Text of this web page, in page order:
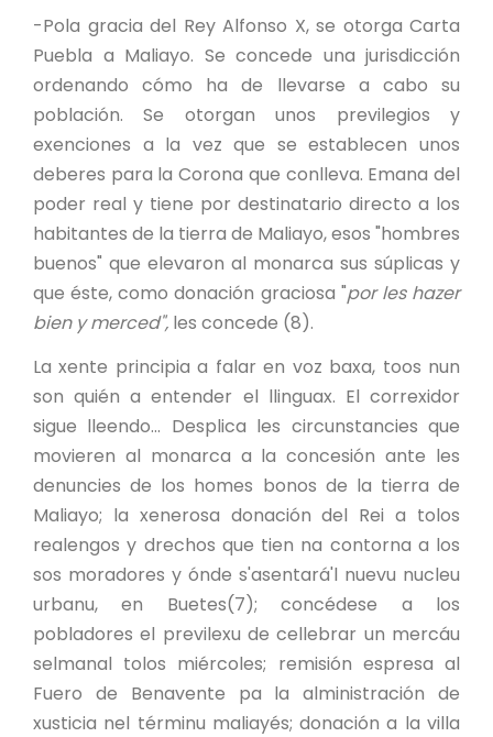
-Pola gracia del Rey Alfonso X, se otorga Carta
Puebla a Maliayo. Se concede una jurisdicción
ordenando cómo ha de llevarse a cabo su
población. Se otorgan unos previlegios y
exenciones a la vez que se establecen unos
deberes para la Corona que conlleva. Emana del
poder real y tiene por destinatario directo a los
habitantes de la tierra de Maliayo, esos "hombres
buenos" que elevaron al monarca sus súplicas y
que éste, como donación graciosa "por les hazer
bien y merced", les concede (8).
La xente principia a falar en voz baxa, toos nun
son quién a entender el llinguax. El correxidor
sigue lleendo... Desplica les circunstancies que
movieren al monarca a la concesión ante les
denuncies de los homes bonos de la tierra de
Maliayo; la xenerosa donación del Rei a tolos
realengos y drechos que tien na contorna a los
sos moradores y ónde s'asentará'l nuevu nucleu
urbanu, en Buetes(7); concédese a los
pobladores el previlexu de cellebrar un mercáu
selmanal tolos miércoles; remisión espresa al
Fuero de Benavente pa la alministración de
xusticia nel términu maliayés; donación a la villa